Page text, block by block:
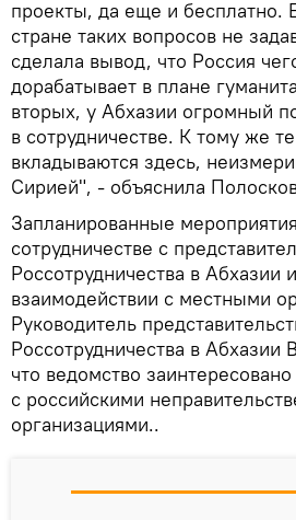
проекты, да еще и бесплатно.
стране таких вопросов не
сделала вывод, что Россия
дорабатывает в плане
вторых, у Абхазии огромный
в сотрудничестве. К тому же
вкладываются здесь,
Сирией", - объяснила
Запланированные
сотрудничестве с
Россотрудничества в Абхазии
взаимодействии с местными
Руководитель
Россотрудничества в Абхазии
что ведомство
с российскими
организациями..